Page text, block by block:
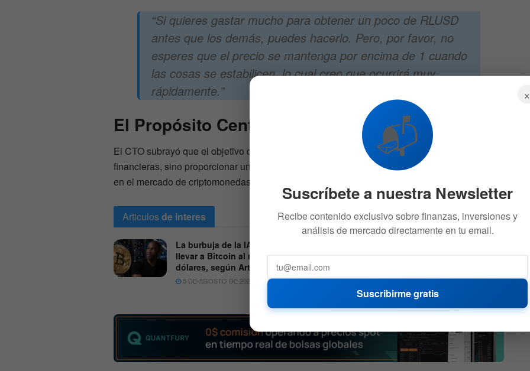
“Si quieres gastar mucho para obtener un poco de RLUSD
antes que los demás, puedes hacerlo. Pero, por favor, no
esperes que el precio se mantenga por encima de 1 cuando
las cosas se estabilicen, lo cual creo que ocurrirá muy
rápidamente.”
El Propósito Central de las Stablecoins
El CTO subrayó que el objetivo de las stablecoins, incluida RLUSD, no es generar ganancias
financieras, sino proporcionar una base estable para las transacciones y la gestión financiera
en el mercado de criptomonedas.
Articulosde interes
La burbuja de la IA podría
llevar a Bitcoin al millón de
dólares, según Arthur Hayes
5 DE AGOSTO DE 2026 586 4 DE AGOSTO DE 2026 582
×
📬
Suscríbete a nuestra Newsletter
Recibe contenido exclusivo sobre finanzas, inversiones y
análisis de mercado directamente en tu email.
Suscribirme gratis